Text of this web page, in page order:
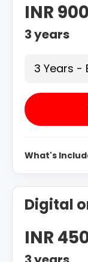
INR 900
3years
3 Years -
What's
Digital
INR